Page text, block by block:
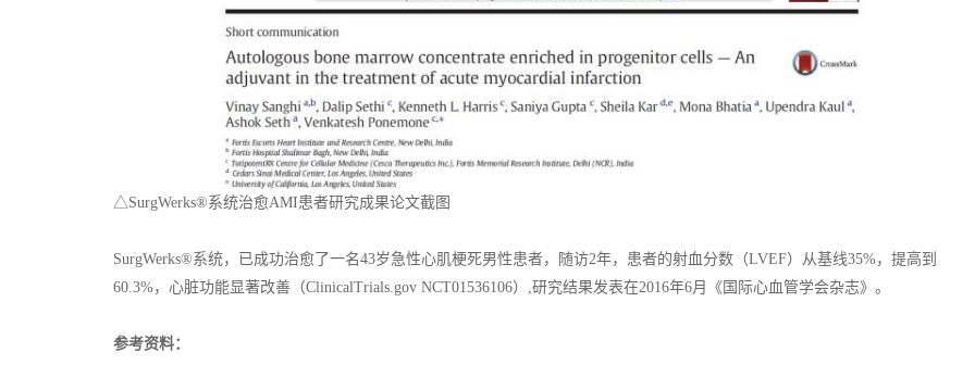
△SurgWerks®系统治愈AMI患者研究成果论文截图
SurgWerks®系统，已成功治愈了一名43岁急性心肌梗死男性患者，随访2年，患者的射血分数（LVEF）从基线35%，提高到
60.3%，心脏功能显著改善（ClinicalTrials.gov NCT01536106）,研究结果发表在2016年6月《国际心血管学会杂志》。
参考资料：